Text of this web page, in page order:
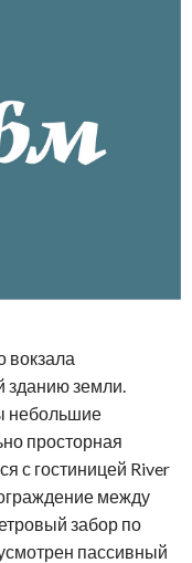
вокзала
зданию земли.
небольшие
просторная
с гостиницей River
между
забор по
пассивный